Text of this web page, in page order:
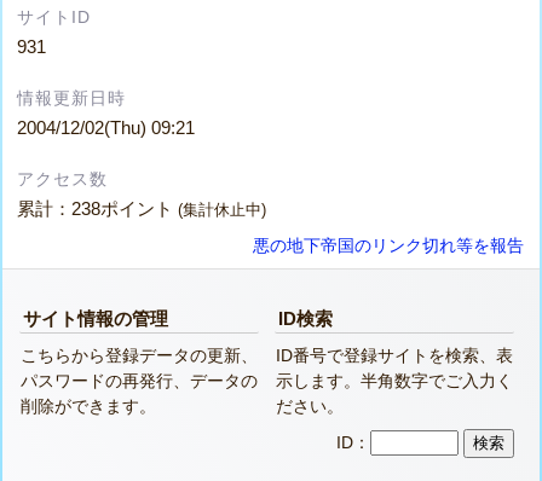
サイトID
931
情報更新日時
2004/12/02(Thu) 09:21
アクセス数
累計：238ポイント(集計休止中)
悪の地下帝国のリンク切れ等を報告
サイト情報の管理
こちらから登録データの更新、
パスワードの再発行、データの
削除ができます。
ID検索
ID番号で登録サイトを検索、表
示します。半角数字でご入力く
ださい。
ID：